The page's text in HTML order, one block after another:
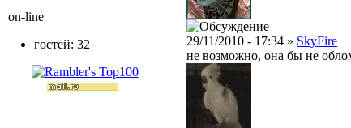
29/11/2010 - 17:34 » SkyFire
не возможно, она бы не
on-line
гостей: 32